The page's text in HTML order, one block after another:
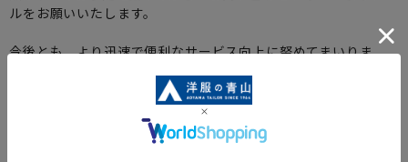
ルをお願いいたします。
今後とも、より迅速で便利なサービス向上に努めてまいりま
引き続き、洋服の青山オンラインストアをよろしくお願い申し